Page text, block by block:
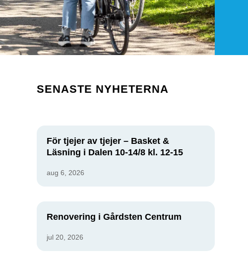
SENASTE NYHETERNA
För tjejer av tjejer – Basket &
Läsning i Dalen 10-14/8 kl. 12-15
aug 6, 2026
Renovering i Gårdsten Centrum
jul 20, 2026